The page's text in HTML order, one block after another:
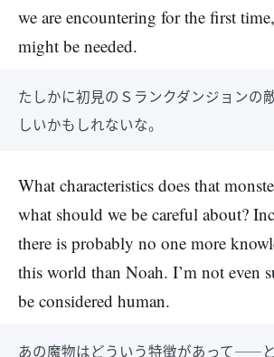
we are encountering for the first
might be needed.
たしかに初見のＳランクダンジョンの
しいかもしれないな。
What characteristics does that
what should we be careful about?
there is probably no one more
this world than Noah. I’m not even
be considered human.
あの魔物はどういう特徴があって――